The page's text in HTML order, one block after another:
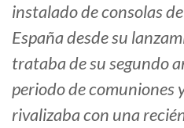
instalado de consolas
España desde su
trataba de su segundo
periodo de comuniones
rivalizaba con una